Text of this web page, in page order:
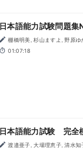
日本語能力試験問題
棚橋明美, 杉山ますよ, 野原ゆ
01:07:18
日本語能力試験 完全
渡邉亜子, 大場理恵子, 清水